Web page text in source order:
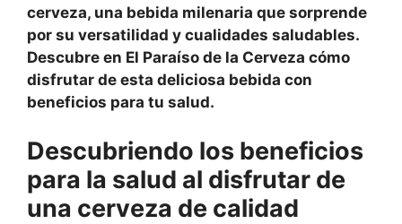
cerveza, una bebida milenaria que sorprende
por su versatilidad y cualidades saludables.
Descubre en El Paraíso de la Cerveza cómo
disfrutar de esta deliciosa bebida con
beneficios para tu salud.
Descubriendo los beneficios
para la salud al disfrutar de
una cerveza de calidad